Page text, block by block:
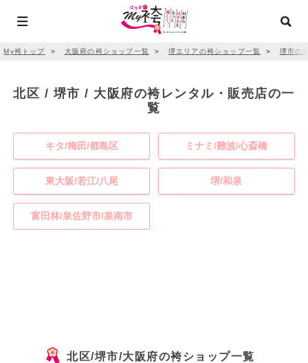
My袴トップ ＞ 大阪府の袴ショップ一覧 ＞ 堺エリアの袴ショップ一覧 ＞ 堺市の
北区 / 堺市 / 大阪府の袴レンタル・販売店の一
覧
キタ/梅田/都島区 ミナミ/難波/心斎橋
東大阪/若江/八尾 堺/和泉
富田林/泉佐野市/泉南市
北区/堺市/大阪府の袴ショップ一覧